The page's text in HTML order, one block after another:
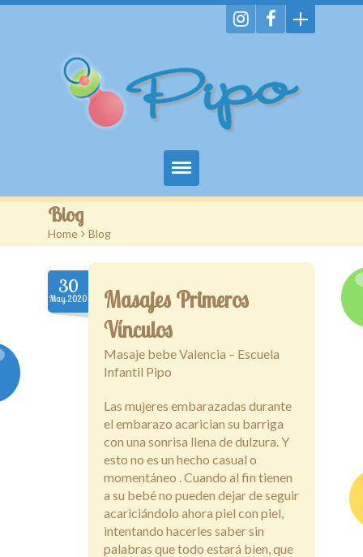
Home
Servicios
Imágenes
Enlaces
Promociones
Contacto
Blog
Home > Blog
30
May.2020
Masajes Primeros
Vínculos
Masaje bebe Valencia – Escuela
Infantil Pipo
Las mujeres embarazadas durante
el embarazo acarician su barriga
con una sonrisa llena de dulzura. Y
esto no es un hecho casual o
momentáneo . Cuando al fin tienen
a su bebé no pueden dejar de seguir
acariciándolo ahora piel con piel,
intentando hacerles saber sin
palabras que todo estará bien, que